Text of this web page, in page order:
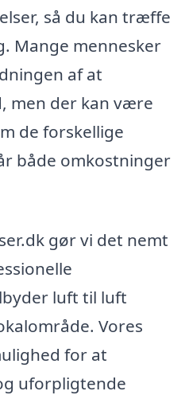
så du kan træffe
Mange mennesker
af at
men der kan være
de forskellige
både omkostninger
gør vi det nemt
luft til luft
Vores
for at
uforpligtende